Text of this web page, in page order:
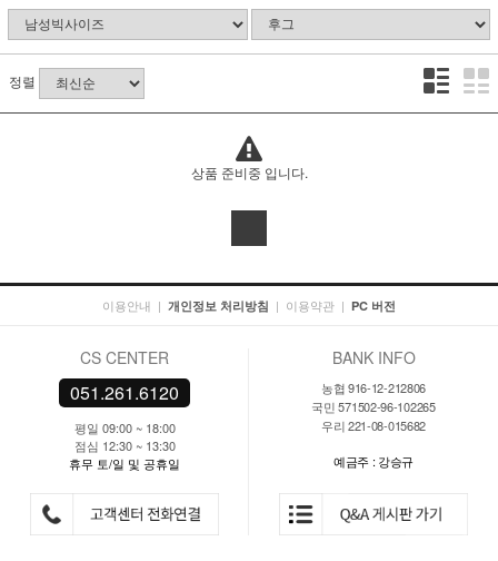
정렬
상품 준비중 입니다.
이용안내 | 개인정보 처리방침 | 이용약관 | PC 버전
CS CENTER
051.261.6120
평일 09:00 ~ 18:00
점심 12:30 ~ 13:30
휴무 토/일 및 공휴일
BANK INFO
농협 916-12-212806
국민 571502-96-102265
우리 221-08-015682
예금주 : 강승규